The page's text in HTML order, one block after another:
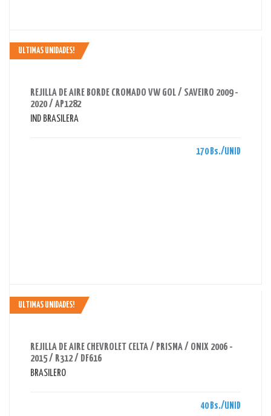
ULTIMAS UNIDADES!
REJILLA DE AIRE BORDE CROMADO VW GOL / SAVEIRO 2009 -
2020 / AP1282
IND BRASILERA
170 Bs./UNID
ULTIMAS UNIDADES!
REJILLA DE AIRE CHEVROLET CELTA / PRISMA / ONIX 2006 -
2015 / R312 / DF616
BRASILERO
40 Bs./UNID